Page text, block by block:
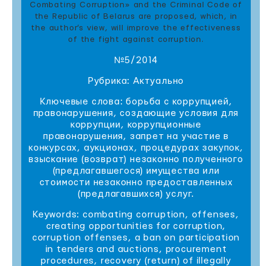
Combating Corruption» and the Criminal Code of
the Republic of Belarus are proposed, which, in
the author’s view, will improve the effectiveness
of the fight against corruption.
№5/2014
Рубрика: Актуально
Ключевые слова: борьба с коррупцией,
правонарушения, создающие условия для
коррупции, коррупционные
правонарушения, запрет на участие в
конкурсах, аукционах, процедурах закупок,
взыскание (возврат) незаконно полученного
(предлагавшегося) имущества или
стоимости незаконно предоставленных
(предлагавшихся) услуг.
Keywords: combating corruption, offenses,
creating opportunities for corruption,
corruption offenses, a ban on participation
in tenders and auctions, procurement
procedures, recovery (return) of illegally